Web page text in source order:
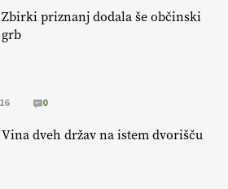
kmetij
. VEČ
#IMCAP #CAP
Ekološka reja kokoši skrbi za živali
jajca . VEČ
https://t.co/PX49GVsP1M
t.co/a1xatzEeid
Zbirki priznanj dodala še občinski
grb
0
Vina dveh držav na istem dvorišču